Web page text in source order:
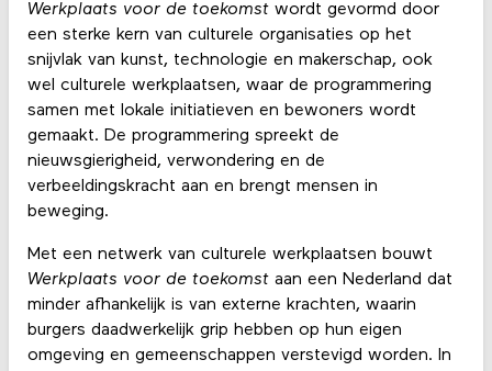
Werkplaats voor de toekomstwordt gevormd door
een sterke kern van culturele organisaties op het
snijvlak van kunst, technologie en makerschap, ook
wel culturele werkplaatsen, waar de programmering
samen met lokale initiatieven en bewoners wordt
gemaakt. De programmering spreekt de
nieuwsgierigheid, verwondering en de
verbeeldingskracht aan en brengt mensen in
beweging.
Met een netwerk van culturele werkplaatsen bouwt
Werkplaats voor de toekomst aan een Nederland dat
minder afhankelijk is van externe krachten, waarin
burgers daadwerkelijk grip hebben op hun eigen
omgeving en gemeenschappen verstevigd worden. In